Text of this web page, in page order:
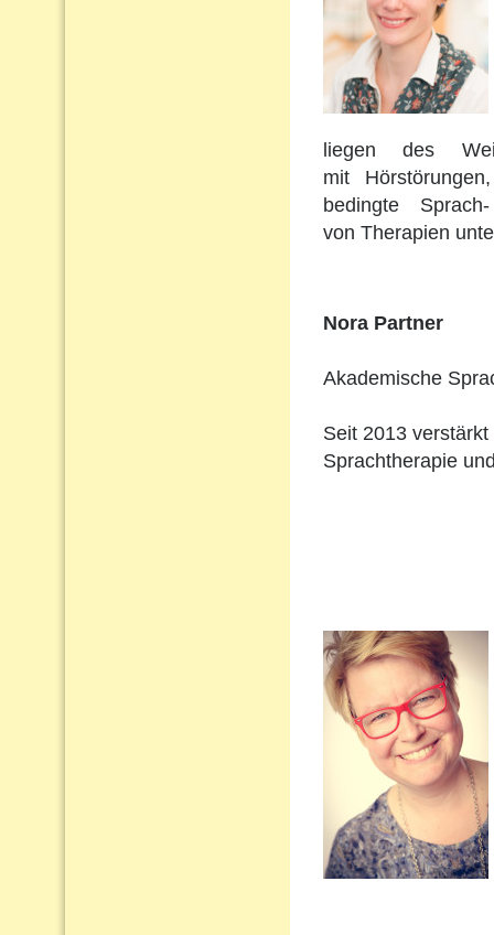
liegen des
mit
bedingte
von Therapien
Nora Partner
Akademische
Seit 2013
Sprachtherapie